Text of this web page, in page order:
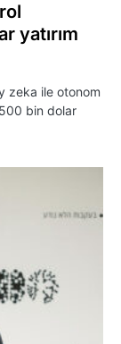
yatırım
zeka ile otonom
bin dolar